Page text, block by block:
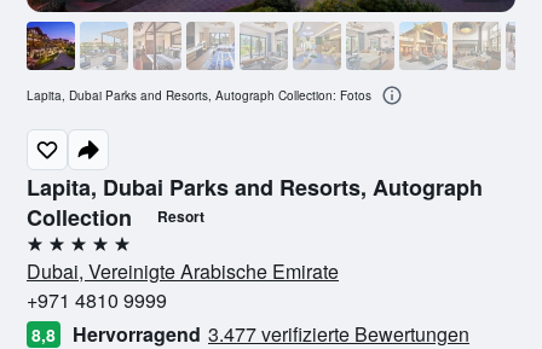
Lapita, Dubai Parks and Resorts, Autograph
Collection
Resort
5 Sterne
Dubai, Vereinigte Arabische Emirate
+971 4810 9999
8,8 Hervorragend 3.477 verifizierte Bewertungen
Lapita, Dubai Parks and Resorts, Autograph Collection: Fotos